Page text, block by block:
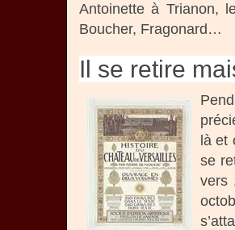
Antoinette à Trianon,
Boucher, Fragonard…
Il se retire
là et
se
vers